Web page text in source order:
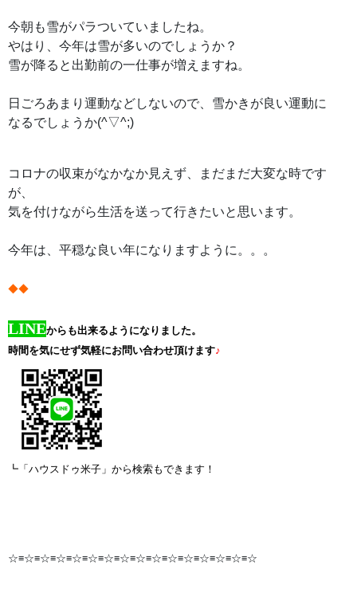
今朝も雪がパラついていましたね。
やはり、今年は雪が多いのでしょうか？
雪が降ると出勤前の一仕事が増えますね。
日ごろあまり運動などしないので、雪かきが良い運動に
なるでしょうか(^▽^;)
コロナの収束がなかなか見えず、まだまだ大変な時です
が、
気を付けながら生活を送って行きたいと思います。
今年は、平穏な良い年になりますように。。。
◆◆
LINEからも出来るようになりました。
時間を気にせず気軽にお問い合わせ頂けます♪
┗「ハウスドゥ米子」から検索もできます！
☆≡☆≡☆≡☆≡☆≡☆≡☆≡☆≡☆≡☆≡☆≡☆≡☆≡☆≡☆≡☆